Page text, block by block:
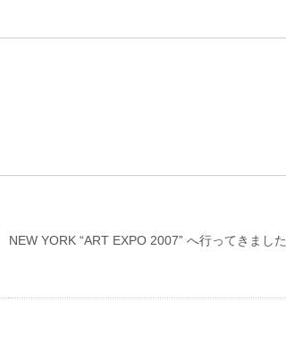
NEW YORK “ART EXPO 2007” へ行ってきました